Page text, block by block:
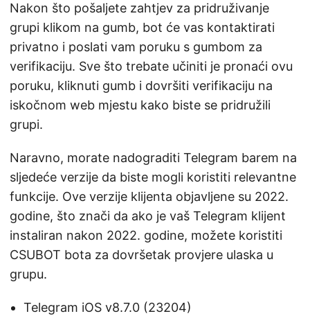
Nakon što pošaljete zahtjev za pridruživanje
grupi klikom na gumb, bot će vas kontaktirati
privatno i poslati vam poruku s gumbom za
verifikaciju. Sve što trebate učiniti je pronaći ovu
poruku, kliknuti gumb i dovršiti verifikaciju na
iskočnom web mjestu kako biste se pridružili
grupi.
Naravno, morate nadograditi Telegram barem na
sljedeće verzije da biste mogli koristiti relevantne
funkcije. Ove verzije klijenta objavljene su 2022.
godine, što znači da ako je vaš Telegram klijent
instaliran nakon 2022. godine, možete koristiti
CSUBOT bota za dovršetak provjere ulaska u
grupu.
Telegram iOS v8.7.0 (23204)